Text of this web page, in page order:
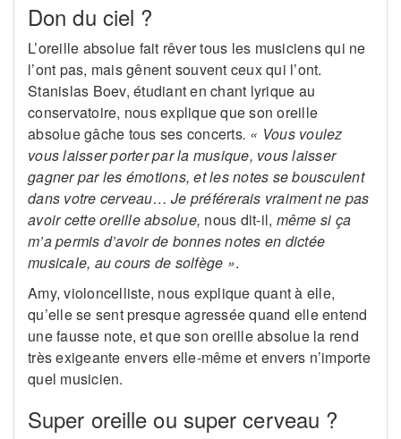
Don du ciel ?
L’oreille absolue fait rêver tous les musiciens qui ne
l’ont pas, mais gênent souvent ceux qui l’ont.
Stanislas Boev, étudiant en chant lyrique au
conservatoire, nous explique que son oreille
absolue gâche tous ses concerts. « Vous voulez
vous laisser porter par la musique, vous laisser
gagner par les émotions, et les notes se bousculent
dans votre cerveau… Je préférerais vraiment ne pas
avoir cette oreille absolue, nous dit-il, même si ça
m’a permis d’avoir de bonnes notes en dictée
musicale, au cours de solfège ».
Amy, violoncelliste, nous explique quant à elle,
qu’elle se sent presque agressée quand elle entend
une fausse note, et que son oreille absolue la rend
très exigeante envers elle-même et envers n’importe
quel musicien.
Super oreille ou super cerveau ?